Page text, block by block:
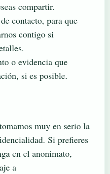
compartir.
contacto, para que
contigo si
o evidencia que
si es posible.
muy en serio la
Si prefieres
en el anonimato,
a